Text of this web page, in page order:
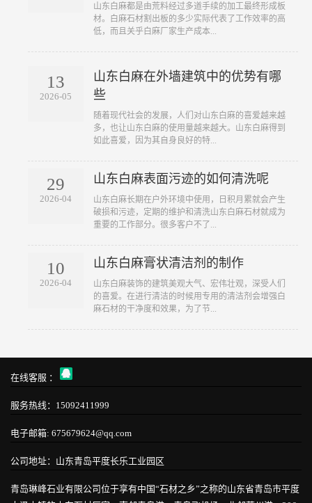
山东白麻都是由荒料经过多道手续的加工最终形成板
材。白麻石材割出板的多少实际代表了工作效率的高
低，而且关乎白麻厂家生产成本...
13
2026-05
山东白麻在外墙建筑中的优势有哪
些
随着现代社会的发展，人们对山东白麻的喜爱越来越
多，也让山东白麻的使用量越来越大。山东白麻得到
如此喜爱，因为其自身良好的特...
29
2026-04
山东白麻表面污迹的如何清洗呢
山东白麻长期在户外环境中使用，日积月累就会产生
破损和污迹，定期的维护和清洗山东白麻石材就成为
重要的工作部分。很多客户不了...
10
2026-04
山东白麻膏状清洁剂的制作
山东白麻装饰的建筑美观大气、宏伟壮观，深受人们
的喜爱。在进行清洁的时候用专用的清洁剂会增强白
麻石材的干净度和效果，为了节...
在线客服 ：
服务热线：15092411999
电子邮箱: 675679624@qq.com
公司地址：山东青岛平度长乐工业园区
青岛琳峰石业有限公司位于享有中国“石材之乡”之称的山东省青岛市平度